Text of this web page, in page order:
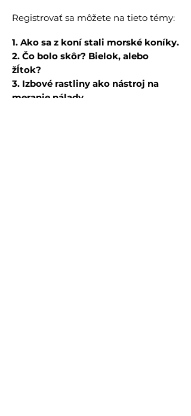
Registrovať sa môžete na tieto témy:
1. Ako sa z koní stali morské koníky.
2. Čo bolo skôr? Bielok, alebo
žĺtok?
3. Izbové rastliny ako nástroj na
meranie nálady.